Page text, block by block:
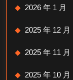
2026 年 1 月
2025 年 12 月
2025 年 11 月
2025 年 10 月